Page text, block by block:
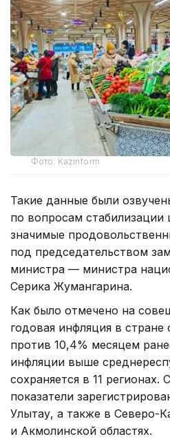
Фото: Kazinform
Такие данные были
по вопросам стабилизации
значимые
под председательством
министра — министра
Серика Жумангарина.
Как было отмечено на
годовая инфляция в стране
против 10,4% месяцем
инфляции выше
сохраняется в 11 регионах.
показатели
Улытау, а также в Северо-
и Акмолинской областях.